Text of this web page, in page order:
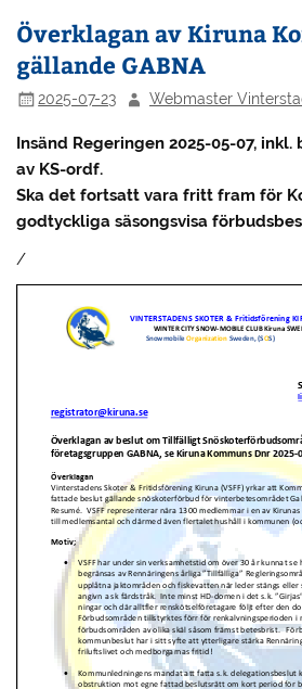
Överklagan av Kiruna
gällande GABNA
2025-07-23 Webmaster
Insänd Regeringen 2025-05-07,
av KS-ordf.
Ska det fortsatt vara fritt fram för
godtyckliga säsongsvisa
/